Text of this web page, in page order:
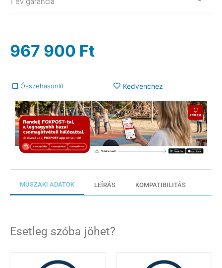
967 900 Ft
Összehasonlít Kedvenchez
MŰSZAKI ADATOK LEÍRÁS KOMPATIBILITÁS
Esetleg szóba jöhet?